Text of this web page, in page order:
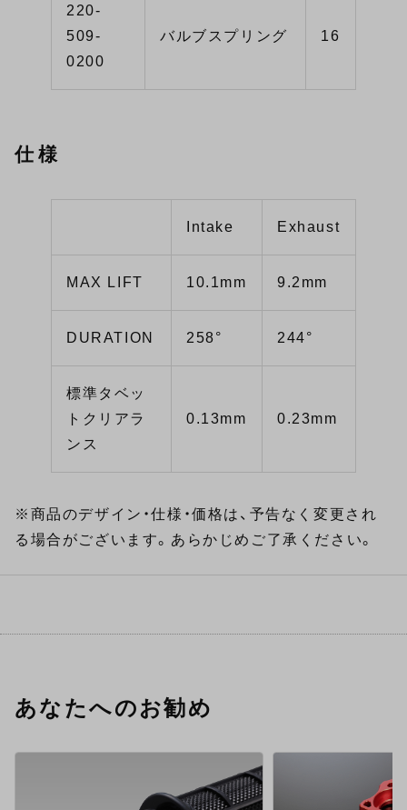
220-
509-
0200
バルブスプリング 16
仕様
Intake Exhaust
MAX LIFT 10.1mm 9.2mm
DURATION 258° 244°
標準タベッ
トクリアラ
ンス
0.13mm 0.23mm
※商品のデザイン・仕様・価格は、予告なく変更され
る場合がございます。あらかじめご了承ください。
あなたへのお勧め